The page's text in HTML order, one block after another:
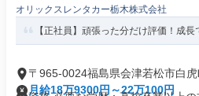
オリックスレンタカー栃木株式会社
【正社員】頑張った分だけ評価！成長
〒965-0024福島県会津若松市白
月給18万9300円～22万100円